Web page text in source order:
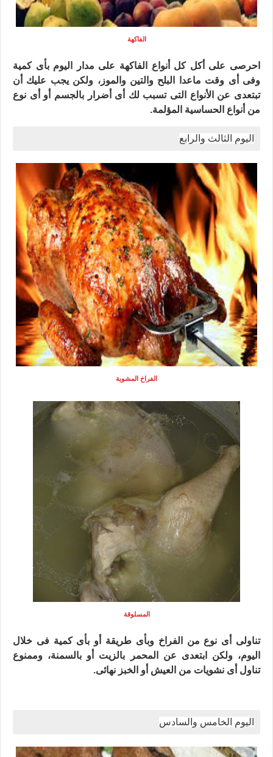
الفاكهة
احرصى على أكل كل أنواع الفاكهة على مدار اليوم بأى كمية
وفى أى وقت ماعدا البلح والتين والموز، ولكن يجب عليك أن
تبتعدى عن الأنواع التى تسبب لك أى أضرار بالجسم أو أى نوع
من أنواع الحساسية المؤلمة.
اليوم الثالث والرابع
الفراخ المشوية
المسلوقة
تناولى أى نوع من الفراخ وبأى طريقة أو بأى كمية فى خلال
اليوم، ولكن ابتعدى عن المحمر بالزيت أو بالسمنة، وممنوع
تناول أى نشويات من العيش أو الخبز نهائى.
اليوم الخامس والسادس